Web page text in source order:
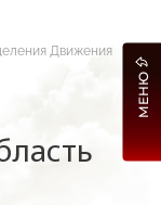
Движения
МЕНЮ